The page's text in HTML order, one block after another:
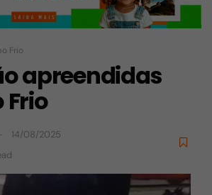
Frio
apreendidas
Frio
14/08/2025